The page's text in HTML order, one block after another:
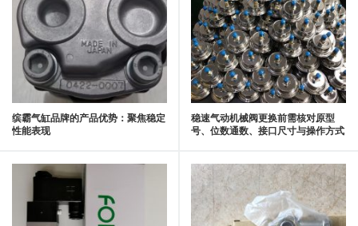
缤霸气缸品牌的产品优势：聚焦稳定
性能表现
稳速气动机械阀更换前需核对原型
号、位数通数、接口尺寸与操作方式